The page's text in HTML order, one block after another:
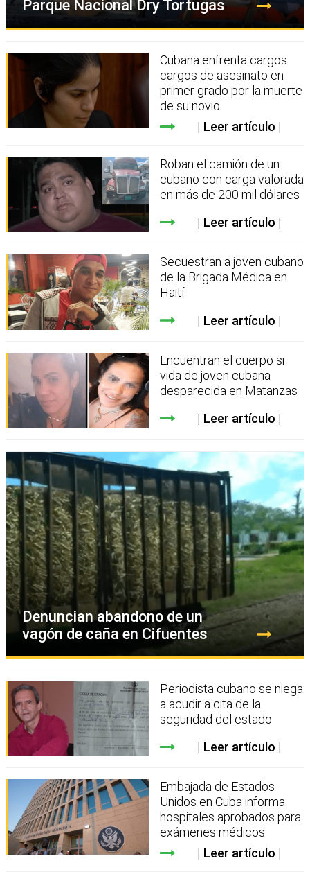
Parque Nacional Dry Tortugas
Cubana enfrenta cargos
cargos de asesinato en
primer grado por la muerte
de su novio
Leer artículo
Roban el camión de un
cubano con carga valorada
en más de 200 mil dólares
Leer artículo
Secuestran a joven cubano
de la Brigada Médica en
Haití
Leer artículo
Encuentran el cuerpo si
vida de joven cubana
desparecida en Matanzas
Leer artículo
Denuncian abandono de un
vagón de caña en Cifuentes
Periodista cubano se niega
a acudir a cita de la
seguridad del estado
Leer artículo
Embajada de Estados
Unidos en Cuba informa
hospitales aprobados para
exámenes médicos
Leer artículo